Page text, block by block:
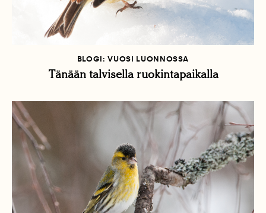
BLOGI: VUOSI LUONNOSSA
Tänään talvisella ruokintapaikalla